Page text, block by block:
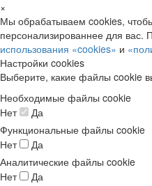
×
Мы обрабатываем cookies,
персонализированнее для вас.
использования «cookies» и
Настройки cookies
Выберите, какие файлы cookie
Необходимые файлы cookie
Нет
Да
Функциональные файлы cookie
Нет
Да
Аналитические файлы cookie
Нет
Да